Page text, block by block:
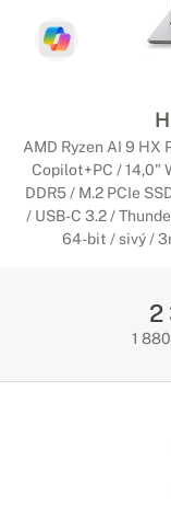
AMD Ryzen AI 9 HX
Copilot+PC / 14,0"
DDR5 / M.2 PCIe
/ USB-C 3.2 /
64-bit / sivý /
2
1